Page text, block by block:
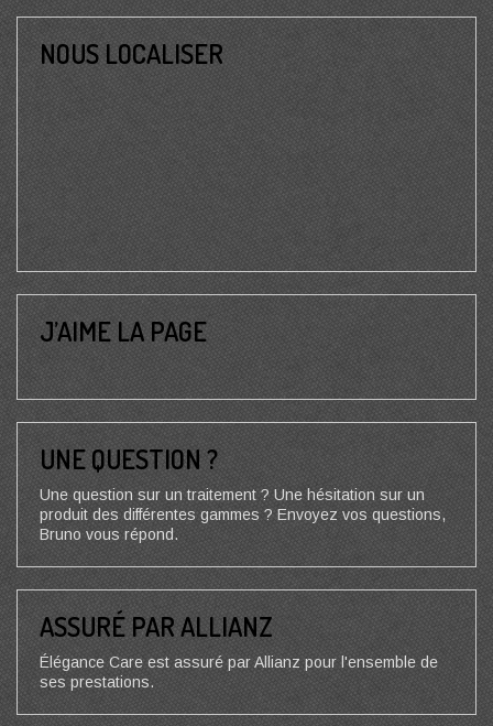
NOUS LOCALISER
J’AIME LA PAGE
UNE QUESTION ?
Une question sur un traitement ? Une hésitation sur un
produit des différentes gammes ? Envoyez vos questions,
Bruno vous répond.
ASSURÉ PAR ALLIANZ
Élégance Care est assuré par Allianz pour l'ensemble de
ses prestations.